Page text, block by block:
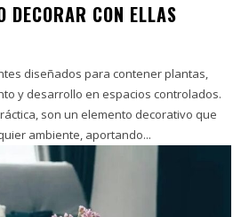
DECORAR CON ELLAS
diseñados para contener plantas,
y desarrollo en espacios controlados.
son un elemento decorativo que
ambiente, aportando...